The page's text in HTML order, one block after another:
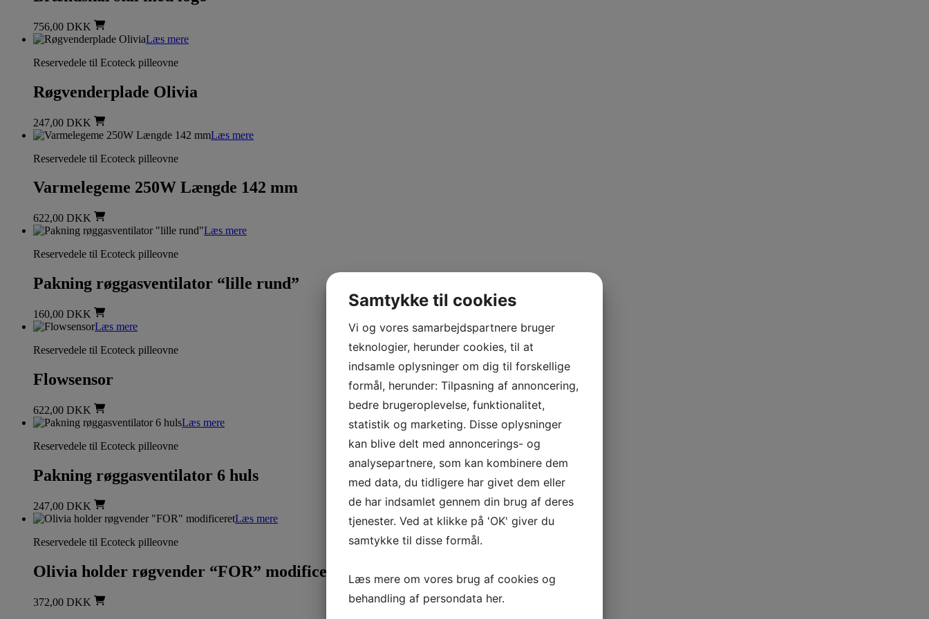
756,00 DKK
Læs mere
Reservedele til Ecoteck pilleovne
Røgvenderplade Olivia
247,00 DKK
Læs mere
Reservedele til Ecoteck pilleovne
Varmelegeme 250W Længde 142 mm
622,00 DKK
Læs mere
Reservedele til Ecoteck pilleovne
Pakning røggasventilator “lille rund”
160,00 DKK
Læs mere
Reservedele til Ecoteck pilleovne
Flowsensor
622,00 DKK
Læs mere
Reservedele til Ecoteck pilleovne
Pakning røggasventilator 6 huls
247,00 DKK
Læs mere
Reservedele til Ecoteck pilleovne
Olivia holder røgvender “FOR” modificeret
372,00 DKK
Samtykke til cookies
Vi og vores samarbejdspartnere bruger
teknologier, herunder cookies, til at
indsamle oplysninger om dig til forskellige
formål, herunder: Tilpasning af annoncering,
bedre brugeroplevelse, funktionalitet,
statistik og marketing. Disse oplysninger
kan blive delt med annoncerings- og
analysepartnere, som kan kombinere dem
med data, du tidligere har givet dem eller
de har indsamlet gennem din brug af deres
tjenester. Ved at klikke på 'OK' giver du
samtykke til disse formål.
Læs mere om vores brug af cookies og
behandling af persondata her.